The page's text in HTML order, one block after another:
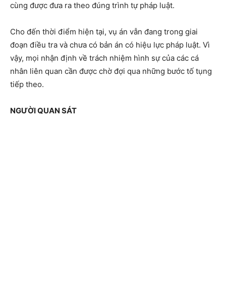
cùng được đưa ra theo đúng trình tự pháp luật.
Cho đến thời điểm hiện tại, vụ án vẫn đang trong giai
đoạn điều tra và chưa có bản án có hiệu lực pháp luật. Vì
vậy, mọi nhận định về trách nhiệm hình sự của các cá
nhân liên quan cần được chờ đợi qua những bước tố tụng
tiếp theo.
NGƯỜI QUAN SÁT